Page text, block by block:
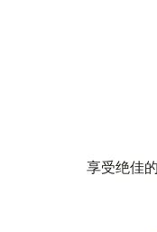
享受绝佳